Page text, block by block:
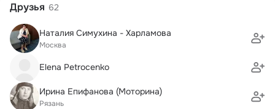
Друзья 62
Наталия Симухина - Харламова
Москва
Elena Petrocenko
Ирина Епифанова (Моторина)
Рязань